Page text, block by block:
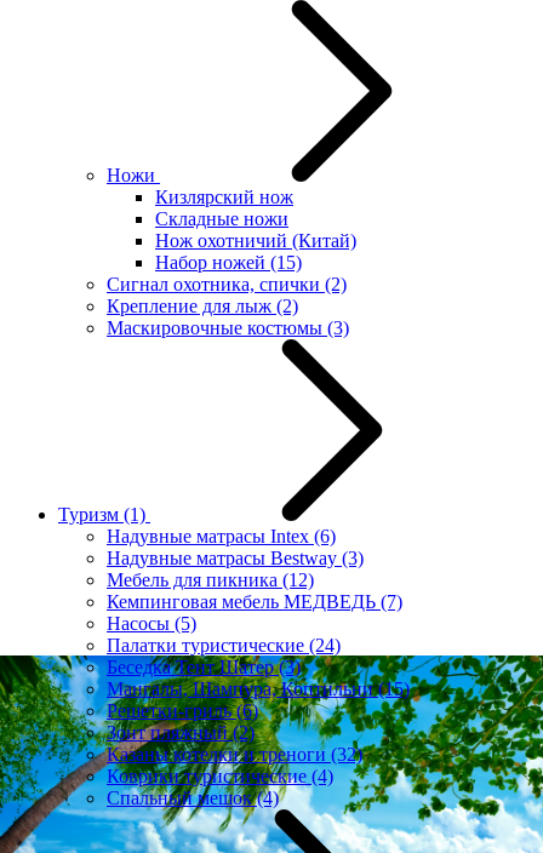
Ножи
Кизлярский нож
Складные ножи
Нож охотничий (Китай)
Набор ножей (15)
Сигнал охотника, спички (2)
Крепление для лыж (2)
Маскировочные костюмы (3)
Туризм (1)
Надувные матрасы Intex (6)
Надувные матрасы Bestway (3)
Мебель для пикника (12)
Кемпинговая мебель МЕДВЕДЬ (7)
Насосы (5)
Палатки туристические (24)
Беседка Тент Шатер(3)
Мангалы, Шампура, Коптильни(15)
Решетки-гриль(6)
Зонт пляжный(2)
Казаны котелки и треноги (32)
Коврики туристические (4)
Спальный мешок(4)